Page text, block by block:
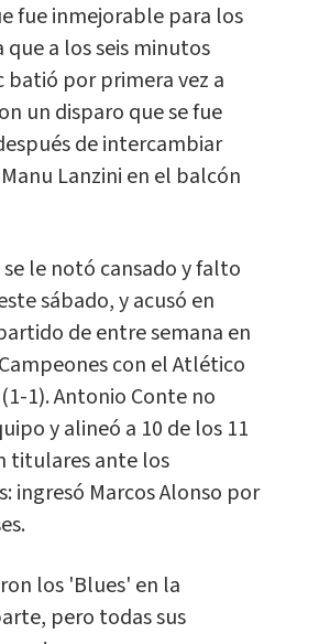
fue inmejorable para los
que a los seis minutos
batió por primera vez a
un disparo que se fue
de intercambiar
Lanzini en el balcón
se le notó cansado y falto
sábado, y acusó en
de entre semana en
con el Atlético
1). Antonio Conte no
y alineó a 10 de los 11
titulares ante los
ingresó Marcos Alonso por
los 'Blues' en la
pero todas sus